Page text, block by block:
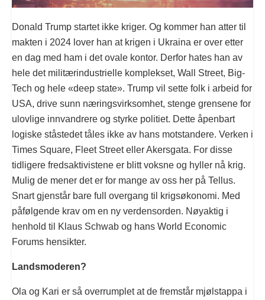
Donald Trump startet ikke kriger. Og kommer han atter til
makten i 2024 lover han at krigen i Ukraina er over etter
en dag med ham i det ovale kontor. Derfor hates han av
hele det militærindustrielle komplekset, Wall Street, Big-
Tech og hele «deep state». Trump vil sette folk i arbeid for
USA, drive sunn næringsvirksomhet, stenge grensene for
ulovlige innvandrere og styrke politiet. Dette åpenbart
logiske ståstedet tåles ikke av hans motstandere. Verken i
Times Square, Fleet Street eller Akersgata. For disse
tidligere fredsaktivistene er blitt voksne og hyller nå krig.
Mulig de mener det er for mange av oss her på Tellus.
Snart gjenstår bare full overgang til krigsøkonomi. Med
påfølgende krav om en ny verdensorden. Nøyaktig i
henhold til Klaus Schwab og hans World Economic
Forums hensikter.
Landsmoderen?
Ola og Kari er så overrumplet at de fremstår mjølstappa i